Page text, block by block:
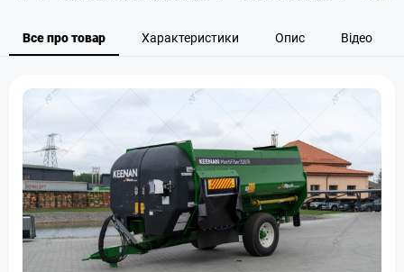
Все про товар Характеристики Опис Відео